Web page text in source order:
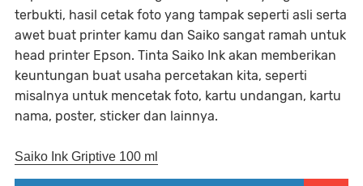
terbukti, hasil cetak foto yang tampak seperti asli serta
awet buat printer kamu dan Saiko sangat ramah untuk
head printer Epson. Tinta Saiko Ink akan memberikan
keuntungan buat usaha percetakan kita, seperti
misalnya untuk mencetak foto, kartu undangan, kartu
nama, poster, sticker dan lainnya.
Saiko Ink Griptive 100 ml